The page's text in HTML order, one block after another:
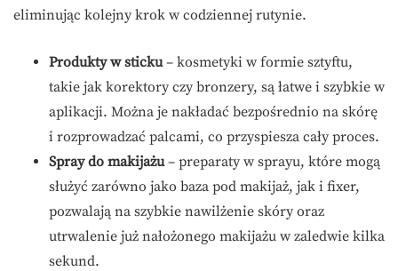
eliminując kolejny krok w codziennej rutynie.
Produkty w sticku– kosmetyki w formie sztyftu,
takie jak korektory czy bronzery, są łatwe i szybkie w
aplikacji. Można je nakładać bezpośrednio na skórę
i rozprowadzać palcami, co przyspiesza cały proces.
Spray do makijażu– preparaty w sprayu, które mogą
służyć zarówno jako baza pod makijaż, jak i fixer,
pozwalają na szybkie nawilżenie skóry oraz
utrwalenie już nałożonego makijażu w zaledwie kilka
sekund.